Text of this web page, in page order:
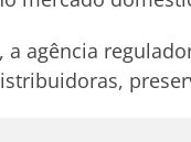
a agência